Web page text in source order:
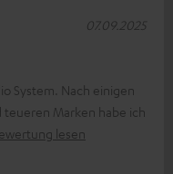
System. Nach einigen
Marken habe ich
lesen
07.09.2025